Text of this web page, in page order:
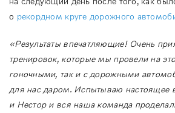
о рекордном круге дорожного
«Результаты впечатляющие! Очень
тренировок, которые мы провели на
гоночными, так и с дорожными
для нас даром. Испытываю настоящее
и Нестор и вся наша команда